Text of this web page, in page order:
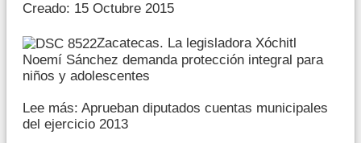
Creado: 15 Octubre 2015
Zacatecas. La legisladora Xóchitl
Noemí Sánchez demanda protección integral para
niños y adolescentes
Lee más: Aprueban diputados cuentas municipales
del ejercicio 2013